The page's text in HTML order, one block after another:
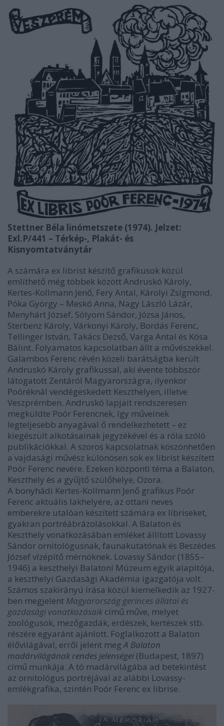
Stettner Béla linómetszete (1974). Jelzet:
Exl.P/441 – Térkép-, Plakát- és
Kisnyomtatványtár
A számára ex librist készítő grafikusok közül
említhető még többek között Andruskó Károly,
Kertes-Kollmann Jenő, Fery Antal, Károlyi Zsigmond,
Póka György – Meskó Anna, Nagy László Lázár,
Menyhárt József, Sólyom Sándor, Józsa János,
Sterbenz Károly, Várkonyi Károly, Bordás Ferenc,
Tellinger István, Takács Dezső, Varga Antal és Kósa
Bálint. Folyamatos kapcsolatban állt a művészekkel.
Galambos Ferenc révén közeli barátságba került
Andruskó Károly grafikussal, aki évente többször
látogatott Zentáról Magyarországra, ilyenkor
Poóréknál vendégeskedett Keszthelyen, illetve
Veszprémben. Andruskó lapjait rendszeresen
megküldte Poór Ferencnek, így műveinek
legteljesebb anyagával ő rendelkezhetett – ez
kiegészült alkotásainak jegyzékével és a róla szóló
publikációkkal. A szoros kapcsolatnak köszönhetően
a vajdasági művész különösen sok ex librist készített
Poór Ferenc nevére. Ezeken központi téma a Balaton,
Keszthely és a gyűjtő szülőhelye, Ozora.
A bonyhádi Kertes-Kollmann Jenő grafikus Poór
Ferenc aktuális lakhelyére, az ottani neves
emberekre utalóan készített számára ex libriseket,
gyakran portréábrázolásokkal. A Balaton és
Keszthely vonatkozásában emléket állított Lovassy
Sándor ornitológusnak, faunakutatónak és Beszédes
József vízépítő mérnöknek. Lovassy Sándor (1855–
1946) a keszthelyi Balatoni Múzeum egyik alapítója,
a keszthelyi Gazdasági Akadémia igazgatója volt.
Számos szakirányú írása közül kiemelkedik az 1927-
ben megjelent Magyarország gerinces állatai és
gazdasági vonatkozásaik című műve, melyet
zoológusok, mezőgazdák, erdészek, kertészek stb.
részére egyaránt ajánlott. Foglalkozott a Balaton
élővilágával, erről jelent megA Balaton
madárvilágának rendes jelenségei (Budapest, 1897)
című munkája. A tó madárvilágába ad betekintést
az ornitológus portréjával az alábbi Lovassy-
emlékgrafika, szintén Poór Ferenc ex librise.